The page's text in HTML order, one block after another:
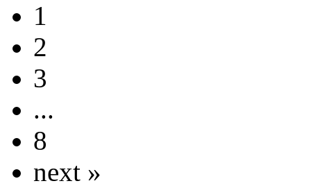
1
2
3
...
8
next »